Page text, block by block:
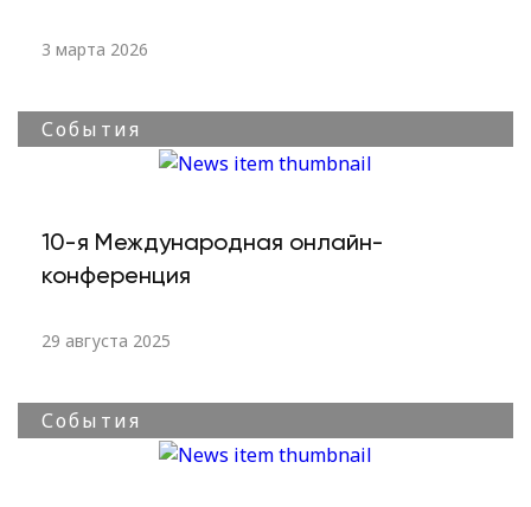
3 марта 2026
События
10-я Международная онлайн-
конференция
29 августа 2025
События